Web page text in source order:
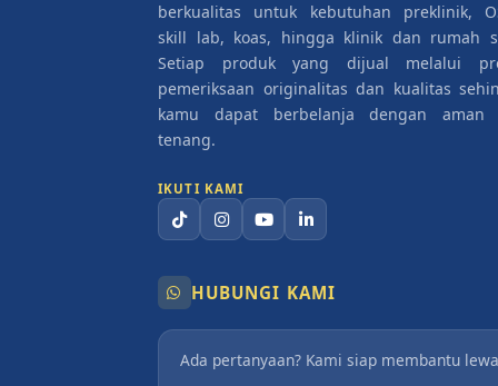
berkualitas untuk kebutuhan preklinik,
skill lab, koas, hingga klinik dan rumah
Setiap produk yang dijual melalui
pemeriksaan originalitas dan kualitas
kamu dapat berbelanja dengan aman
tenang.
IKUTI KAMI
HUBUNGI KAMI
Ada pertanyaan? Kami siap membantu